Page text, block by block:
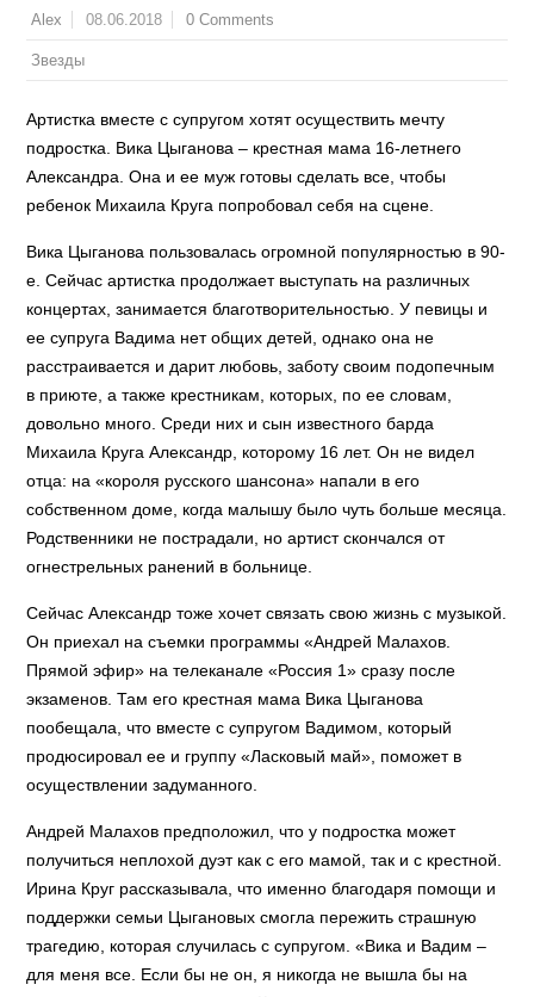
Alex 08.06.2018 0 Comments
Звезды
Артистка вместе с супругом хотят осуществить мечту
подростка. Вика Цыганова – крестная мама 16-летнего
Александра. Она и ее муж готовы сделать все, чтобы
ребенок Михаила Круга попробовал себя на сцене.
Вика Цыганова пользовалась огромной популярностью в 90-
е. Сейчас артистка продолжает выступать на различных
концертах, занимается благотворительностью. У певицы и
ее супруга Вадима нет общих детей, однако она не
расстраивается и дарит любовь, заботу своим подопечным
в приюте, а также крестникам, которых, по ее словам,
довольно много. Среди них и сын известного барда
Михаила Круга Александр, которому 16 лет. Он не видел
отца: на «короля русского шансона» напали в его
собственном доме, когда малышу было чуть больше месяца.
Родственники не пострадали, но артист скончался от
огнестрельных ранений в больнице.
Сейчас Александр тоже хочет связать свою жизнь с музыкой.
Он приехал на съемки программы «Андрей Малахов.
Прямой эфир» на телеканале «Россия 1» сразу после
экзаменов. Там его крестная мама Вика Цыганова
пообещала, что вместе с супругом Вадимом, который
продюсировал ее и группу «Ласковый май», поможет в
осуществлении задуманного.
Андрей Малахов предположил, что у подростка может
получиться неплохой дуэт как с его мамой, так и с крестной.
Ирина Круг рассказывала, что именно благодаря помощи и
поддержки семьи Цыгановых смогла пережить страшную
трагедию, которая случилась с супругом. «Вика и Вадим –
для меня все. Если бы не он, я никогда не вышла бы на